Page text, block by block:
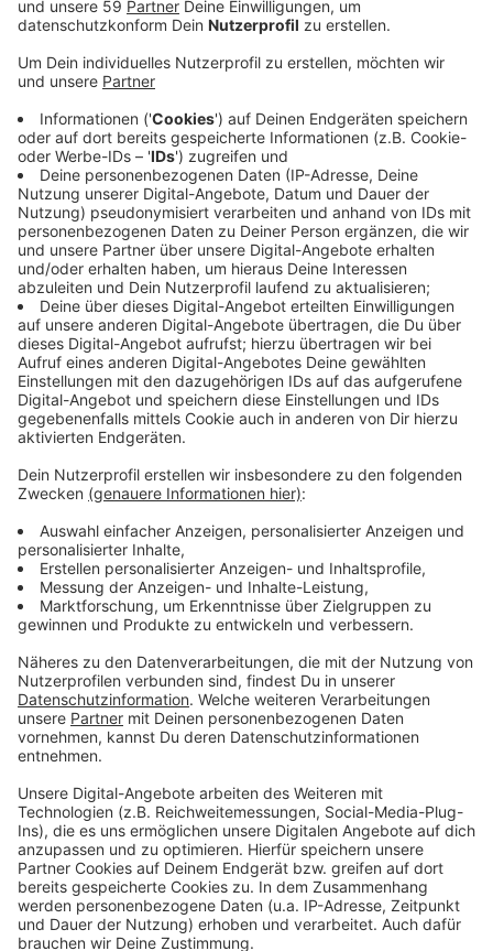
Parmesan. Die sind mit Edelschimmelkulturen
Schimmel.
Bei Brot sieht das alles anders aus. Auch wenn nur eine
Scheibe des gesamten Laibs angeschimmelt ist,
solltet ihr alles wegschmeißen. Leider können wir mit
dem normalen Auge nicht erkennen, ob sich der
Schimmelpilz nicht doch schon im ganzen Brot
ausgebreitet hat. Auch Fleisch, Fisch und Eier sollten
bei Schimmel sofort weggeschmissen werden. Auch
Lebensmittel mit einem hohen Wassergehalt solltet
ihr bei Schimmel wegwerfen. Das betrifft zum Beispiel
die Gurke.
Anzeige
Anzeige
Darf ich Pilze und Spinat nochmal
aufwärmen?
Anzeige
Ein altes Ammenmärchen besagt: Pilze und Spinat
dürfen kein zweites Mal aufgewärmt werden.
Komplett falsch ist diese Aussage nicht. Wichtig ist:
sollten die nicht noch lange draußen stehen bleiben.
Am besten nach dem Essen schnell abkühlen lassen
und in den Kühlschrank. Sollte das nicht passieren,
können sich Giftstoffe entwickeln. Bei Pilzen wird zum
Beispiel Nitrat, das nicht giftig ist, in Nitrit
umgewandelt, was wir Menschen nicht gut vertragen.